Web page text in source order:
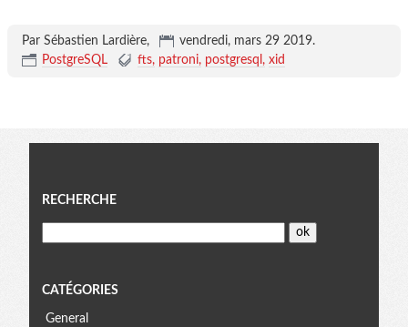
Par Sébastien Lardière, vendredi, mars 29 2019.
PostgreSQL
fts patroni postgresql xid
Menu
RECHERCHE
CATÉGORIES
General